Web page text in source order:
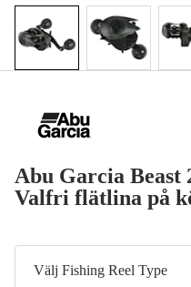
Abu Garcia
Valfri flätlina på
Välj Fishing Reel Type